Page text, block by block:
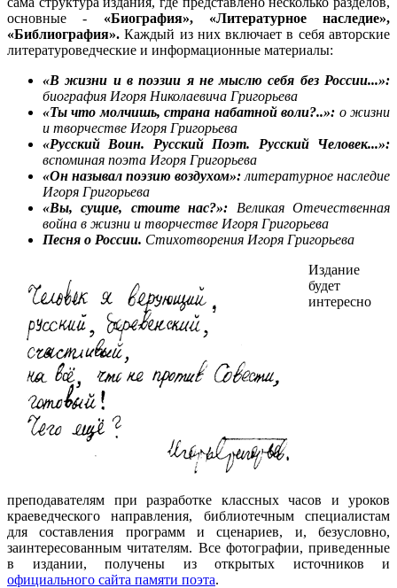
основные - «Биография», «Литературное наследие»,
«Библиография». Каждый из них включает в себя авторские
литературоведческие и информационные материалы:
«В жизни и в поэзии я не мыслю себя без России...»:
биография Игоря Николаевича Григорьева
«Ты что молчишь, страна набатной воли?..»: о жизни
и творчестве Игоря Григорьева
«Русский Воин. Русский Поэт. Русский Человек...»:
вспоминая поэта Игоря Григорьева
«Он называл поэзию воздухом»: литературное наследие
Игоря Григорьева
«Вы, сущие, стоите нас?»: Великая Отечественная
война в жизни и творчестве Игоря Григорьева
Песня о России. Стихотворения Игоря Григорьева
Издание
будет
интересно
преподавателям при разработке классных часов и уроков
краеведческого направления, библиотечным специалистам
для составления программ и сценариев, и, безусловно,
заинтересованным читателям. Все фотографии, приведенные
в издании, получены из открытых источников и
официального сайта памяти поэта.